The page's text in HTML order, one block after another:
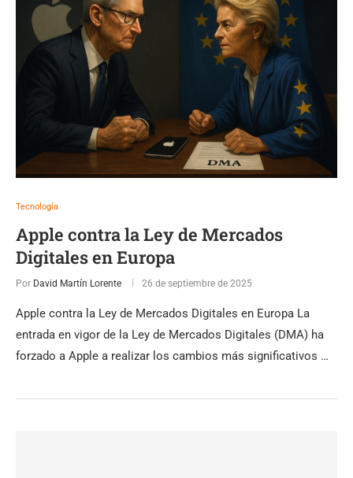
Tecnología
Apple contra la Ley de Mercados
Digitales en Europa
Por David Martín Lorente 26 de septiembre de 2025
Apple contra la Ley de Mercados Digitales en Europa La
entrada en vigor de la Ley de Mercados Digitales (DMA) ha
forzado a Apple a realizar los cambios más significativos …